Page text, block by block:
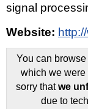
signal
Website:
You can
which we were
sorry thatwe
due to